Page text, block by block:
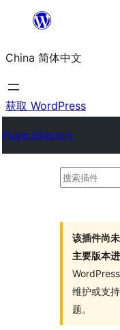
内
容
China 简体中文
获取 WordPress
Plugin Directory
搜
该插件尚
主要版本
维护或支
题。